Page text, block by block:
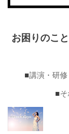
お困りのこ
■講演・研
■